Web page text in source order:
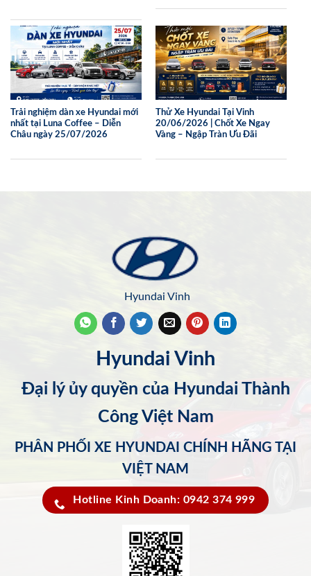
Trải nghiệm dàn xe Hyundai mới
nhất tại Luna Coffee – Diễn
Châu ngày 25/07/2026
Thử Xe Hyundai Tại Vinh
20/06/2026 | Chốt Xe Ngay
Vàng – Ngập Tràn Ưu Đãi
Hyundai Vinh
Hyundai Vinh
Đại lý ủy quyền của Hyundai Thành
Công Việt Nam
PHÂN PHỐI XE HYUNDAI CHÍNH HÃNG TẠI
VIỆT NAM
Hotline Kinh Doanh: 0942 374 999